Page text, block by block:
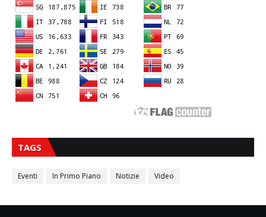
TAGS
Eventi In Primo Piano Notizie Video